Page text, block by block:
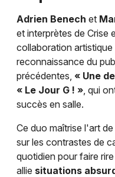
Adrien Benech et
et interprètes de Crise
collaboration artistique
reconnaissance du
précédentes, « Une
« Le Jour G ! », qui
succès en salle.
Ce duo maîtrise l'art
sur les contrastes de
quotidien pour faire
allie situations